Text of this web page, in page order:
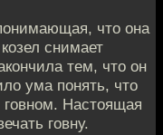
что она
снимает
тем, что он
ума понять, что
Настоящая
говну.